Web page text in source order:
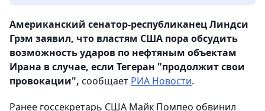
Американский сенатор-республиканец Линдси
Грэм заявил, что властям США пора обсудить
возможность ударов по нефтяным объектам
Ирана в случае, если Тегеран "продолжит свои
провокации", сообщает РИА Новости.
Ранее госсекретарь США Майк Помпео обвинил